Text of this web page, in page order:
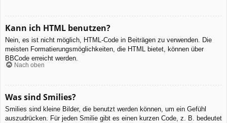
Kann ich HTML benutzen?
Nein, es ist nicht möglich, HTML-Code in Beiträgen zu verwenden. Die
meisten Formatierungsmöglichkeiten, die HTML bietet, können über
BBCode erreicht werden.
Nach oben
Was sind Smilies?
Smilies sind kleine Bilder, die benutzt werden können, um ein Gefühl
auszudrücken. Für jeden Smilie gibt es einen kurzen Code, z. B. bedeutet